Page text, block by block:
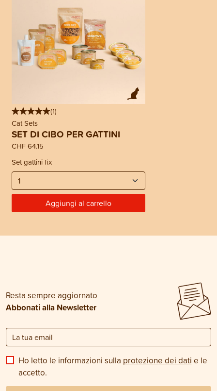
(1)
Cat Sets
SET DI CIBO PER GATTINI
CHF 64.15
Set gattini fix
Aggiungi al carrello
Resta sempre aggiornato
Abbonati alla Newsletter
Ho letto le informazioni sulla protezione dei dati e le
accetto.